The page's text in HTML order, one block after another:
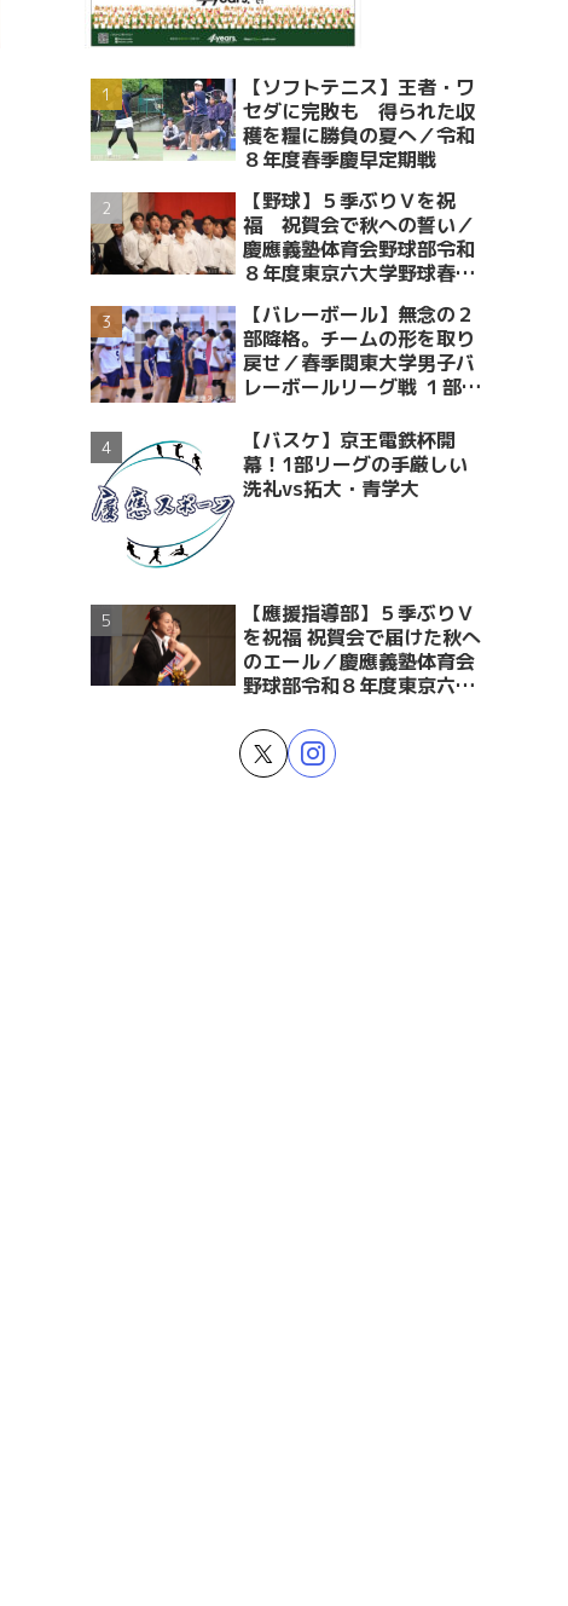
【ソフトテニス】王者・ワ
セダに完敗も 得られた収
穫を糧に勝負の夏へ／令和
８年度春季慶早定期戦
【野球】５季ぶりＶを祝
福 祝賀会で秋への誓い／
慶應義塾体育会野球部令和
８年度東京六大学野球春季
～
【バレーボール】無念の２
部降格。チームの形を取り
戻せ／春季関東大学男子バ
レーボールリーグ戦 １部・
【バスケ】京王電鉄杯開
幕！1部リーグの手厳しい
洗礼vs拓大・青学大
【應援指導部】５季ぶりＶ
を祝福 祝賀会で届けた秋へ
のエール／慶應義塾体育会
野球部令和８年度東京六大
賀会～後編～